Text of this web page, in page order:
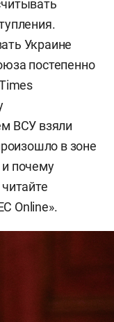
Украине
постепенно
ВСУ взяли
в зоне
почему
Online».